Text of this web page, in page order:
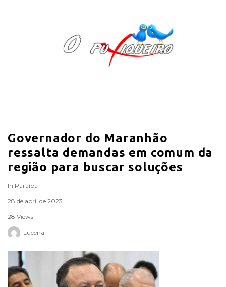
F
q
u
r
o
Governador do Maranhão
ressalta demandas em comum da
região para buscar soluções
In Paraíba
28 de abril de 2023
28 Views
Lucena